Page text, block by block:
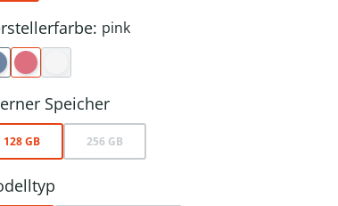
pink
Speicher
128 GB 256 GB